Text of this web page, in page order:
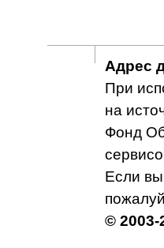
Адрес
При
на
Фонд
Если
©